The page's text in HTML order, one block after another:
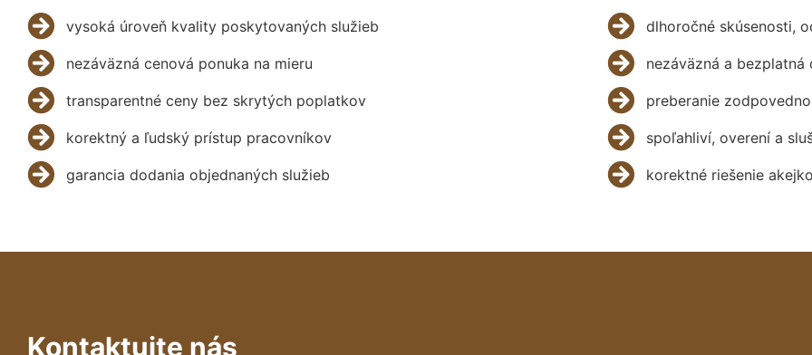
vysoká úroveň kvality poskytovaných služieb
nezáväzná cenová ponuka na mieru
transparentné ceny bez skrytých poplatkov
korektný a ľudský prístup pracovníkov
garancia dodania objednaných služieb
dlhoročné skúsenosti,
nezáväzná a
preberanie
spoľahliví, overení a
korektné riešenie
Kontaktujte nás